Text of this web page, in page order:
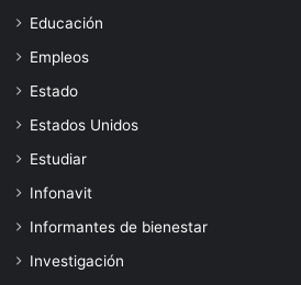
Educación
Empleos
Estado
Estados Unidos
Estudiar
Infonavit
Informantes de bienestar
Investigación